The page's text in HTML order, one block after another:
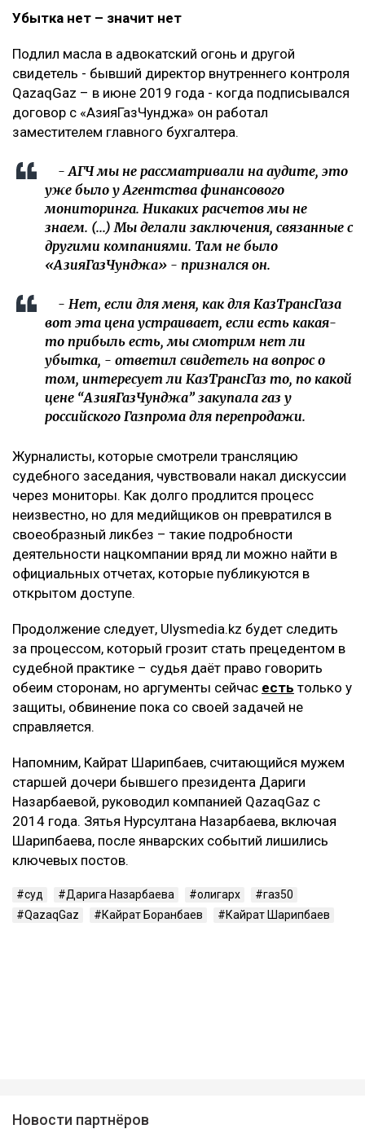
Убытка нет – значит нет
Подлил масла в адвокатский огонь и другой
свидетель - бывший директор внутреннего контроля
QazaqGaz – в июне 2019 года - когда подписывался
договор с «АзияГазЧунджа» он работал
заместителем главного бухгалтера.
- АГЧ мы не рассматривали на аудите, это
уже было у Агентства финансового
мониторинга. Никаких расчетов мы не
знаем. (...) Мы делали заключения, связанные с
другими компаниями. Там не было
«АзияГазЧунджа» - признался он.
- Нет, если для меня, как для КазТрансГаза
вот эта цена устраивает, если есть какая-
то прибыль есть, мы смотрим нет ли
убытка, - ответил свидетель на вопрос о
том, интересует ли КазТрансГаз то, по какой
цене “АзияГазЧунджа” закупала газ у
российского Газпрома для перепродажи.
Журналисты, которые смотрели трансляцию
судебного заседания, чувствовали накал дискуссии
через мониторы. Как долго продлится процесс
неизвестно, но для медийщиков он превратился в
своеобразный ликбез – такие подробности
деятельности нацкомпании вряд ли можно найти в
официальных отчетах, которые публикуются в
открытом доступе.
Продолжение следует, Ulysmedia.kz будет следить
за процессом, который грозит стать прецедентом в
судебной практике – судья даёт право говорить
обеим сторонам, но аргументы сейчас есть только у
защиты, обвинение пока со своей задачей не
справляется.
Напомним, Кайрат Шарипбаев, считающийся мужем
старшей дочери бывшего президента Дариги
Назарбаевой, руководил компанией QazaqGaz с
2014 года. Зятья Нурсултана Назарбаева, включая
Шарипбаева, после январских событий лишились
ключевых постов.
суд Дарига Назарбаева олигарх
газ50
QazaqGaz
Кайрат Боранбаев Кайрат Шарипбаев